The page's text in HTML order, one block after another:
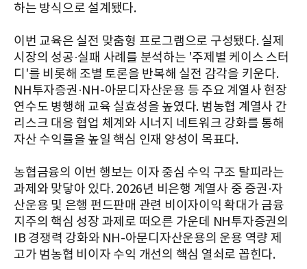
하는 방식으로 설계됐다.
이번 교육은 실전 맞춤형 프로그램으로 구성됐다. 실제
시장의 성공·실패 사례를 분석하는 '주제별 케이스 스터
디'를 비롯해 조별 토론을 반복해 실전 감각을 키운다.
NH투자증권·NH-아문디자산운용 등 주요 계열사 현장
연수도 병행해 교육 실효성을 높였다. 범농협 계열사 간
리스크 대응 협업 체계와 시너지 네트워크 강화를 통해
자산 수익률을 높일 핵심 인재 양성이 목표다.
농협금융의 이번 행보는 이자 중심 수익 구조 탈피라는
과제와 맞닿아 있다. 2026년 비은행 계열사 중 증권·자
산운용 및 은행 펀드판매 관련 비이자이익 확대가 금융
지주의 핵심 성장 과제로 떠오른 가운데 NH투자증권의
IB 경쟁력 강화와 NH-아문디자산운용의 운용 역량 제
고가 범농협 비이자 수익 개선의 핵심 열쇠로 꼽힌다.